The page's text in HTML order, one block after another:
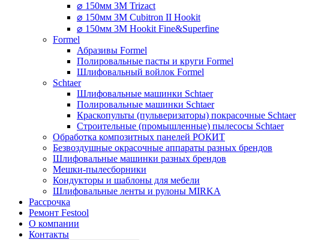
⌀ 150мм 3M Trizact
⌀ 150мм 3M Cubitron II Hookit
⌀ 150мм 3M Hookit Fine&Superfine
Formel
Абразивы Formel
Полировальные пасты и круги Formel
Шлифовальный войлок Formel
Schtaer
Шлифовальные машинки Schtaer
Полировальные машинки Schtaer
Краскопульты (пульверизаторы) покрасочные Schtaer
Строительные (промышленные) пылесосы Schtaer
Обработка композитных панелей РОКИТ
Безвоздушные окрасочные аппараты разных брендов
Шлифовальные машинки разных брендов
Мешки-пылесборники
Кондукторы и шаблоны для мебели
Шлифовальные ленты и рулоны MIRKA
Рассрочка
Ремонт Festool
О компании
Контакты